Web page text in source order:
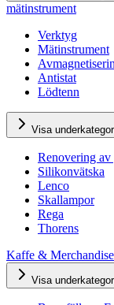
mätinstrument
Verktyg
Mätinstrument
Antistat
Lödtenn
Visa
Renovering
Silikonvätska
Lenco
Skallampor
Rega
Thorens
Kaffe & Merchandise
Visa